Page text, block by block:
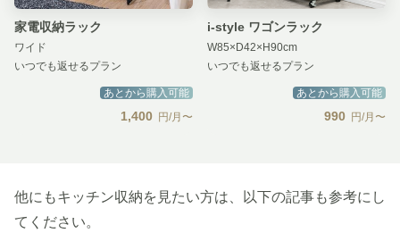
家電収納ラック
ワイド
いつでも返せるプラン
あとから購入可能
1,400 円/月〜
i-style ワゴンラック
W85×D42×H90cm
いつでも返せるプラン
あとから購入可能
990 円/月〜
他にもキッチン収納を見たい方は、以下の記事も参考にし
てください。